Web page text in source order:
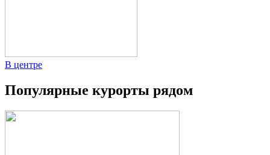
В центре
Популярные курорты рядом